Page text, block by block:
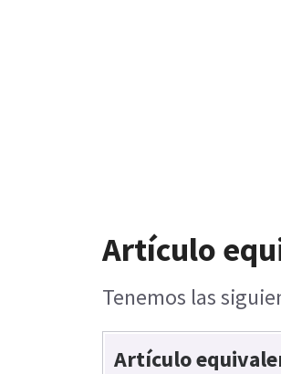
Artículo
Tenemos las
Artículo